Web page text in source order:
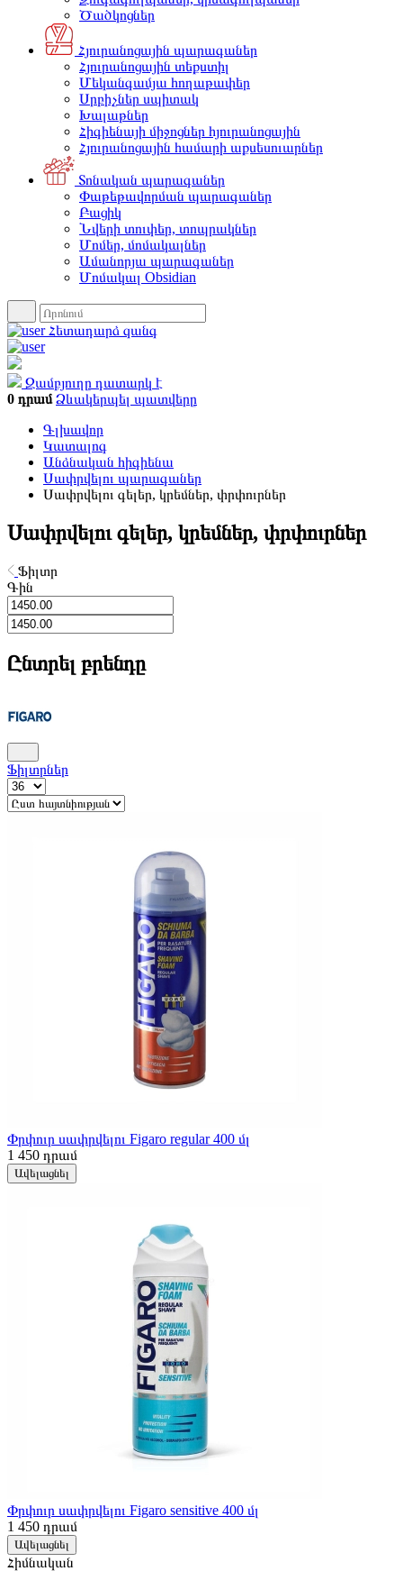
Ծածկոցներ
Հյուրանոցային պարագաներ
Հյուրանոցային տեքստիլ
Մեկանգամյա հողաթափեր
Սրբիչներ սպիտակ
Խալաթներ
Հիգիենայի միջոցներ հյուրանոցային
Հյուրանոցային համարի աքսեսուարներ
Տոնական պարագաներ
Փաթեթավորման պարագաներ
Բացիկ
Նվերի տուփեր, տոպրակներ
Մոմեր, մոմակալներ
Ամանորյա պարագաներ
Մոմակալ Obsidian
Հետադարձ զանգ
Զամբյուղը դատարկ է
0 դրամ Ձևակերպել պատվերը
Գլխավոր
Կատալոգ
Անձնական հիգիենա
Սափրվելու պարագաներ
Սափրվելու գելեր, կրեմներ, փրփուրներ
Սափրվելու գելեր, կրեմներ, փրփուրներ
Ֆիլտր
Գին
Ընտրել բրենդը
Ֆիլտրներ
Փրփուր սափրվելու Figaro regular 400 մլ
1 450 դրամ
Ավելացնել
Փրփուր սափրվելու Figaro sensitive 400 մլ
1 450 դրամ
Ավելացնել
Հիմնական